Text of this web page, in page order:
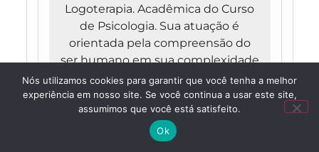
Logoterapia. Acadêmica do Curso
de Psicologia. Sua atuação é
orientada pela compreensão do
ser humano em sua complexidade
emocional, psíquica e existencial,
valorizando o rigor teórico, a ética
profissional e a responsabilidade
no cuidado com o outro.
Nós utilizamos cookies para garantir que você tenha a melhor
experiência em nosso site. Se você continua a usar este site,
assumimos que você está satisfeito.
Ok